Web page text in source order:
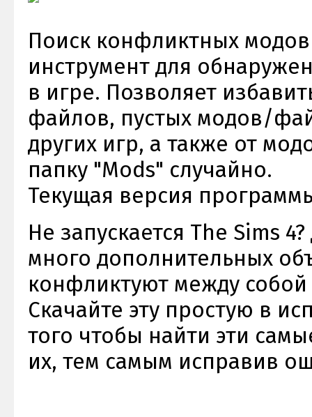
Поиск конфликтных
инструмент для
в игре. Позволяет
файлов, пустых модов/
других игр, а также от
папку "Mods" случайно.
Текущая версия
Не запускается The Sims
много дополнительных
конфликтуют между
Скачайте эту простую в
того чтобы найти эти
их, тем самым исправив